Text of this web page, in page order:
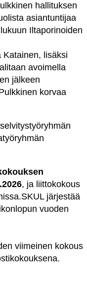
hallituksen
asiantuntijaa
Iltaporinoiden
Katainen, lisäksi
avoimella
jälkeen
korvaa
, ja liittokokous
SKUL järjestää
vuoden
viimeinen kokous